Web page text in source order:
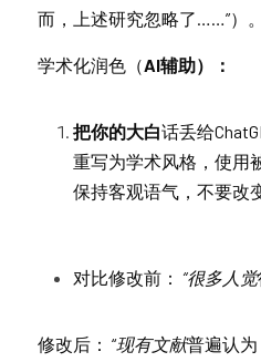
而，上述研究忽略了……”）。
学术化润色（AI辅助）：
把你的大白话丢给
重写为学术风格，使用
保持客观语气，不要改
对比修改前： “很多人觉
修改后： “现有文献普遍认